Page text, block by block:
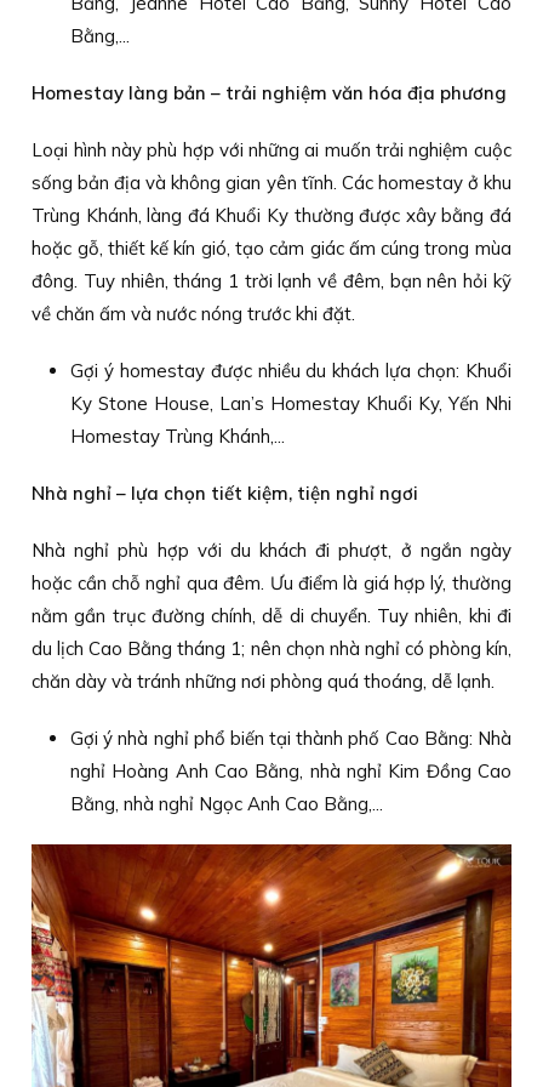
Bằng,...
Homestay làng bản – trải nghiệm văn hóa địa phương
Loại hình này phù hợp với những ai muốn trải nghiệm cuộc
sống bản địa và không gian yên tĩnh. Các homestay ở khu
Trùng Khánh, làng đá Khuổi Ky thường được xây bằng đá
hoặc gỗ, thiết kế kín gió, tạo cảm giác ấm cúng trong mùa
đông. Tuy nhiên, tháng 1 trời lạnh về đêm, bạn nên hỏi kỹ
về chăn ấm và nước nóng trước khi đặt.
Gợi ý homestay được nhiều du khách lựa chọn: Khuổi
Ky Stone House, Lan’s Homestay Khuổi Ky, Yến Nhi
Homestay Trùng Khánh,...
Nhà nghỉ – lựa chọn tiết kiệm, tiện nghỉ ngơi
Nhà nghỉ phù hợp với du khách đi phượt, ở ngắn ngày
hoặc cần chỗ nghỉ qua đêm. Ưu điểm là giá hợp lý, thường
nằm gần trục đường chính, dễ di chuyển. Tuy nhiên, khi đi
du lịch Cao Bằng tháng 1; nên chọn nhà nghỉ có phòng kín,
chăn dày và tránh những nơi phòng quá thoáng, dễ lạnh.
Gợi ý nhà nghỉ phổ biến tại thành phố Cao Bằng: Nhà
nghỉ Hoàng Anh Cao Bằng, nhà nghỉ Kim Đồng Cao
Bằng, nhà nghỉ Ngọc Anh Cao Bằng,...